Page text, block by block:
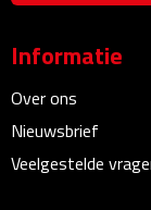
Bureau
Bureau organizers
Informatie
Over ons
Nieuwsbrief
Veelgestelde